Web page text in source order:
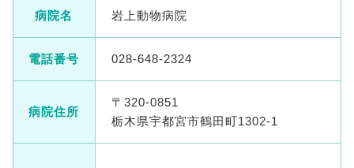
病院名 岩上動物病院
電話番号 028-648-2324
病院住所
〒320-0851
栃木県宇都宮市鶴田町1302-1